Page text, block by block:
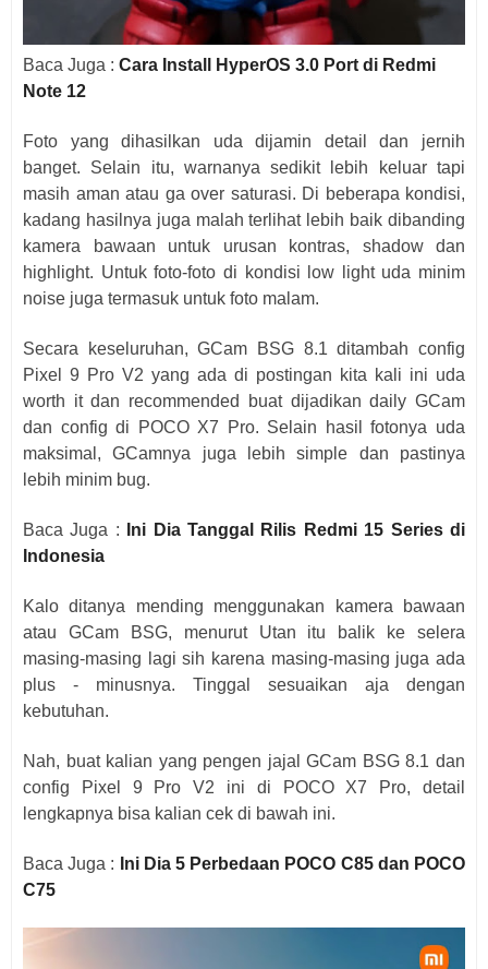
Baca Juga : Cara Install HyperOS 3.0 Port di Redmi
Note 12
Foto yang dihasilkan uda dijamin detail dan jernih
banget. Selain itu, warnanya sedikit lebih keluar tapi
masih aman atau ga over saturasi. Di beberapa kondisi,
kadang hasilnya juga malah terlihat lebih baik dibanding
kamera bawaan untuk urusan kontras, shadow dan
highlight. Untuk foto-foto di kondisi low light uda minim
noise juga termasuk untuk foto malam.
Secara keseluruhan, GCam BSG 8.1 ditambah config
Pixel 9 Pro V2 yang ada di postingan kita kali ini uda
worth it dan recommended buat dijadikan daily GCam
dan config di POCO X7 Pro. Selain hasil fotonya uda
maksimal, GCamnya juga lebih simple dan pastinya
lebih minim bug.
Baca Juga :
Ini Dia Tanggal Rilis Redmi 15 Series di
Indonesia
Kalo ditanya mending menggunakan kamera bawaan
atau GCam BSG, menurut Utan itu balik ke selera
masing-masing lagi sih karena masing-masing juga ada
plus - minusnya. Tinggal sesuaikan aja dengan
kebutuhan.
Nah, buat kalian yang pengen jajal GCam BSG 8.1 dan
config Pixel 9 Pro V2 ini di POCO X7 Pro, detail
lengkapnya bisa kalian cek di bawah ini.
Baca Juga :
Ini Dia 5 Perbedaan POCO C85 dan POCO
C75